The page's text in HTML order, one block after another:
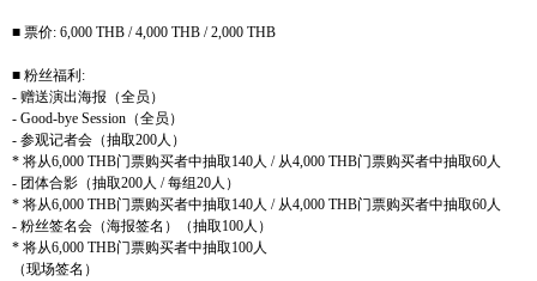
■ 票价: 6,000 THB / 4,000 THB / 2,000 THB
■ 粉丝福利 :
- 赠送演出海报（全员）
- Good-bye Session （全员）
- 参观记者会（抽取200人）
* 将从6,000 THB门票购买者中抽取140人 / 从4,000 THB门票购买者中抽取60人
- 团体合影（抽取200人 /每组20人）
* 将从6,000 THB门票购买者中抽取140人 / 从4,000 THB门票购买者中抽取60人
- 粉丝签名会（海报签名）（抽取100人）
* 将从6,000 THB门票购买者中抽取100人
（现场签名）